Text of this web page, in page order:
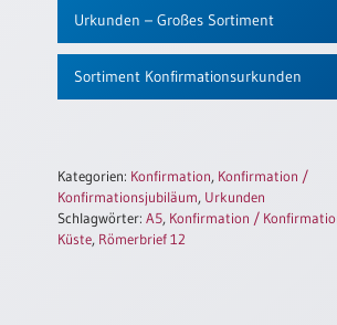
Einzelposter
Einzelposter
Hefte
Urkunden – Großes Sortiment
Sortiment Konfirmationsurkunden
Kategorien: Konfirmation, Konfirmation /
Konfirmationsjubiläum, Urkunden
Schlagwörter:A5, Konfirmation /
Küste, Römerbrief 12